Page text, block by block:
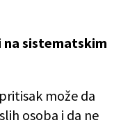
na sistematskim
može da
osoba i da ne